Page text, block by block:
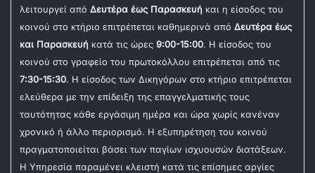
λειτουργεί από Δευτέρα έως Παρασκευή και η είσοδος του
κοινού στο κτήριο επιτρέπεται καθημερινά από Δευτέρα έως
και Παρασκευή κατά τις ώρες 9:00-15:00. Η είσοδος του
κοινού στο γραφείο του πρωτοκόλλου επιτρέπεται από τις
7:30-15:30. Η είσοδος των Δικηγόρων στο κτήριο επιτρέπεται
ελεύθερα με την επίδειξη της επαγγελματικής τους
ταυτότητας κάθε εργάσιμη ημέρα και ώρα χωρίς κανέναν
χρονικό ή άλλο περιορισμό. Η εξυπηρέτηση του κοινού
πραγματοποιείται βάσει των παγίων ισχυουσών διατάξεων.
Η Υπηρεσία παραμένει κλειστή κατά τις επίσημες αργίες